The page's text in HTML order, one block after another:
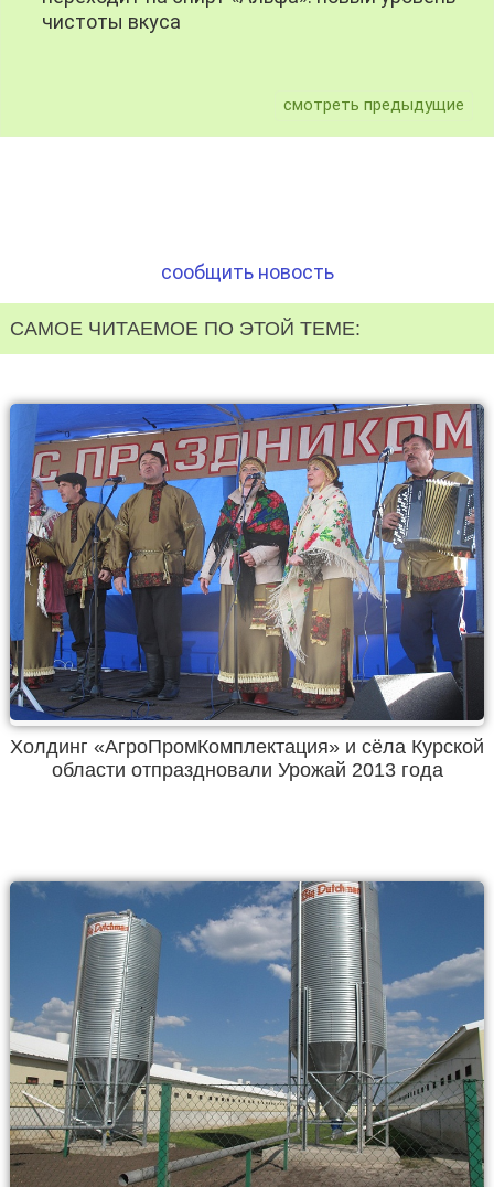
чистоты вкуса
смотреть предыдущие
сообщить новость
САМОЕ ЧИТАЕМОЕ ПО ЭТОЙ ТЕМЕ:
Холдинг «АгроПромКомплектация» и сёла Курской
области отпраздновали Урожай 2013 года